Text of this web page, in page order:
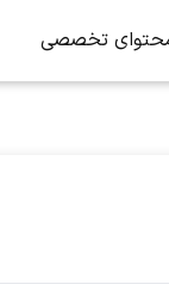
تخصصی